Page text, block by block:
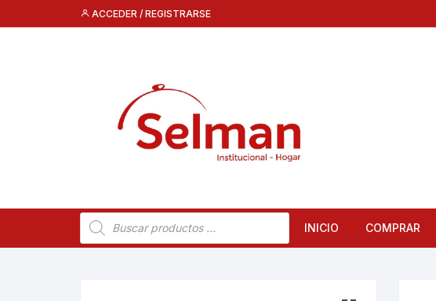
al
ACCEDER / REGISTRARSE
Búsqueda
de
INICIO COMPRAR